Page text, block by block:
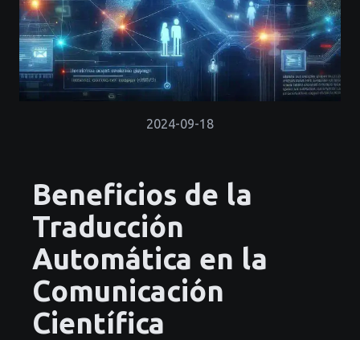
2024-09-18
Beneficios de la
Traducción
Automática en la
Comunicación
Científica